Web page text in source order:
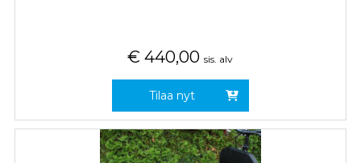
€ 440,00 sis. alv
Tilaa nyt